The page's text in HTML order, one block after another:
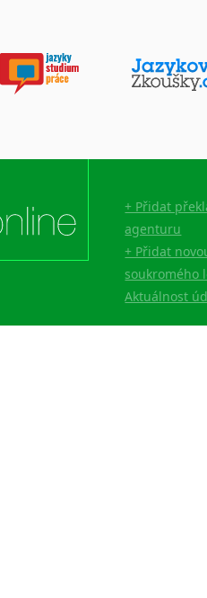
+ Přidat
agenturu
+ Přidat
soukromého
Aktuálnost